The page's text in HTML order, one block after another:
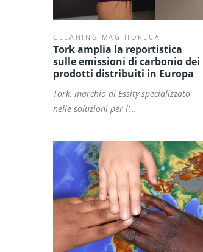
CLEANING MAG HORECA
Tork amplia la reportistica
sulle emissioni di carbonio dei
prodotti distribuiti in Europa
Tork, marchio di Essity specializzato
nelle soluzioni per l’...